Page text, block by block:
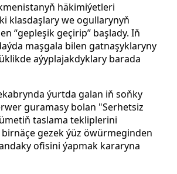
häkimiýetleri
klasdaşlary we ogullarynyň
“gepleşik geçirip” başlady. Iň
maşgala bilen gatnaşyklaryny
aýyplajakdyklary barada
ýurtda galan iň soňky
guramasy bolan "Serhetsiz
taslama tekliplerini
gezek ýüz öwürmeginden
ofisini ýapmak kararyna